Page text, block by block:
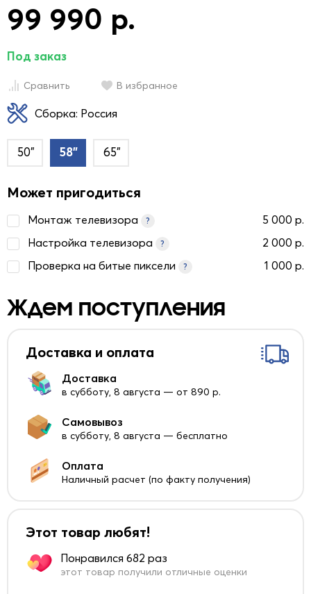
99 990 р.
Под заказ
Сравнить В избранное
Сборка: Россия
50" 58" 65"
Может пригодиться
Монтаж телевизора ?
5 000 р.
Настройка телевизора
?
2 000 р.
Проверка на битые пиксели
? 1 000 р.
Ждем поступления
Доставка и оплата
Доставка
в субботу, 8 августа — от 890 р.
Самовывоз
в субботу, 8 августа — бесплатно
Оплата
Наличный расчет (по факту получения)
Этот товар любят!
Понравился 682 раз
этот товар получили отличные оценки